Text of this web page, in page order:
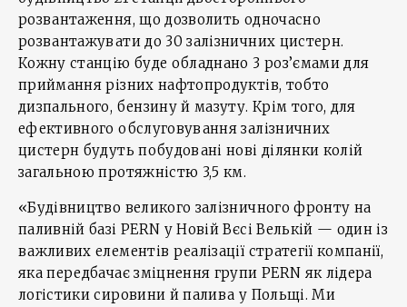
розвантаження, що дозволить одночасно
розвантажувати до 30 залізничних цистерн.
Кожну станцію буде обладнано 3 роз’ємами для
приймання різних нафтопродуктів, тобто
дизпального, бензину й мазуту. Крім того, для
ефективного обслуговування залізничних
цистерн будуть побудовані нові ділянки колій
загальною протяжністю 3,5 км.
«Будівництво великого залізничного фронту на
паливній базі PERN у Новій Вєсі Велькій — один із
важливих елементів реалізації стратегії компанії,
яка передбачає зміцнення групи PERN як лідера
логістики сировини й палива у Польщі. Ми